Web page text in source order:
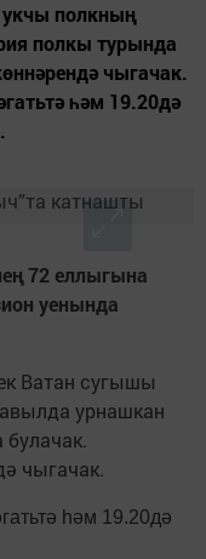
полкның
полкы турында
чыгачак.
һәм 19.20дә
72 еллыгына
уенында
Ватан сугышы
урнашкан
чыгачак.
һәм 19.20дә